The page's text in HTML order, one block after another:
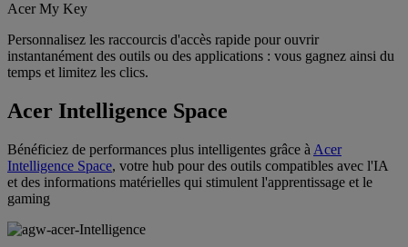
Acer My Key
Personnalisez les raccourcis d'accès rapide pour ouvrir
instantanément des outils ou des applications : vous gagnez ainsi du
temps et limitez les clics.
Acer Intelligence Space
Bénéficiez de performances plus intelligentes grâce à Acer
Intelligence Space, votre hub pour des outils compatibles avec l'IA
et des informations matérielles qui stimulent l'apprentissage et le
gaming